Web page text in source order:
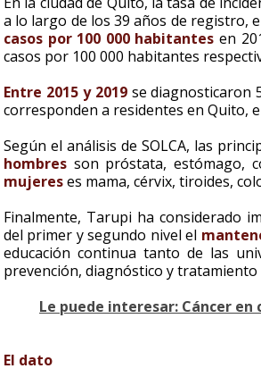
a lo largo de los 39 años de registro,
casos por 100 000 habitantes en
casos por 100 000 habitantes
Entre 2015 y 2019se diagnosticaron
corresponden a residentes en Quito,
Según el análisis de SOLCA, las
hombres son próstata, estómago,
mujereses mama, cérvix, tiroides,
Finalmente, Tarupi ha considerado
del primer y segundo nivel el
educación continua tanto de las
prevención, diagnóstico y tratamiento
Le puede interesar: Cáncer en
El dato